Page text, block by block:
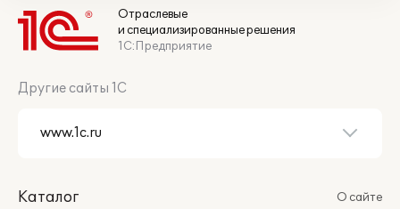
Отраслевые
и специализированные решения
1С:Предприятие
Другие сайты 1С
Каталог
О сайте